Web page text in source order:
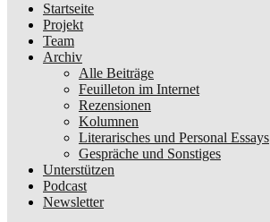
Startseite
Projekt
Team
Archiv
Alle Beiträge
Feuilleton im Internet
Rezensionen
Kolumnen
Literarisches und Personal Essays
Gespräche und Sonstiges
Unterstützen
Podcast
Newsletter